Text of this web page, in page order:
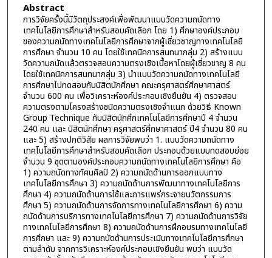
Abstract
การวิจัยครั้งนี้มีวัตถุประสงค์เพื่อพัฒนาแบบวัดความถนัดทาง
เทคโนโลยีการศึกษาสำหรับสอบคัดเลือก โดย 1) ศึกษาองค์ประกอบ
ของความถนัดทางเทคโนโลยีการศึกษาจากผู้เชี่ยวชาญทางเทคโนโลยี
การศึกษา จำนวน 10 คน โดยใช้เทคนิคการสนทนากลุ่ม 2) สร้างแบบ
วัดความถนัดแล้วตรวจสอบความตรงเชิงเนื้อหาโดยผู้เชี่ยวชาญ 8 คน
โดยใช้เทคนิคการสนทนากลุ่ม 3) นำแบบวัดความถนัดทางเทคโนโลยี
การศึกษาไปทดสอบกับนิสิตนักศึกษา คณะครุศาสตร์ศึกษาศาสตร์
จำนวน 600 คน เพื่อวิเคราะห์องค์ประกอบเชิงยืนยัน 4) ตรวจสอบ
ความตรงตามโครงสร้างชนิดความตรงเชิงจำแนก ด้วยวิธี Known
Group Technique กับนิสิตนักศึกเทคโนโลยีการศึกษาปี 4 จำนวน
240 คน และ นิสิตนักศึกษา ครุศาสตร์ศึกษาศาสตร์ ปี4 จำนวน 80 คน
และ 5) สร้างปกติวิสัย ผลการวิจัยพบว่า 1. แบบวัดความถนัดทาง
เทคโนโลยีการศึกษาสำหรับสอบคัดเลือก ประกอบด้วยแบบทดสอบย่อย
จำนวน 9 ชุดตามองค์ประกอบความถนัดทางเทคโนโลยีการศึกษา คือ
1) ความถนัดทางทัศนศิลป์ 2) ความถนัดด้านการออกแบบทาง
เทคโนโลยีการศึกษา 3) ความถนัดด้านการพัฒนาทางเทคโนโลยีการ
ศึกษา 4) ความถนัดด้านการใช้และการแพร่กระจายนวัตกรรมการ
ศึกษา 5) ความถนัดด้านการจัดการทางเทคโนโลยีการศึกษา 6) ความ
ถนัดด้านการบริการทางเทคโนโลยีการศึกษา 7) ความถนัดด้านการวิจัย
ทางเทคโนโลยีการศึกษา 8) ความถนัดด้านการฝึกอบรมทางเทคโนโลยี
การศึกษา และ 9) ความถนัดด้านการประเมินทางเทคโนโลยีการศึกษา
ตามลำดับ จากการวิเคราะห์องค์ประกอบเชิงยืนยัน พบว่า แบบวัด